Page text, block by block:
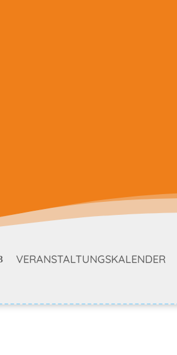
VERANSTALTUNGSKALENDER